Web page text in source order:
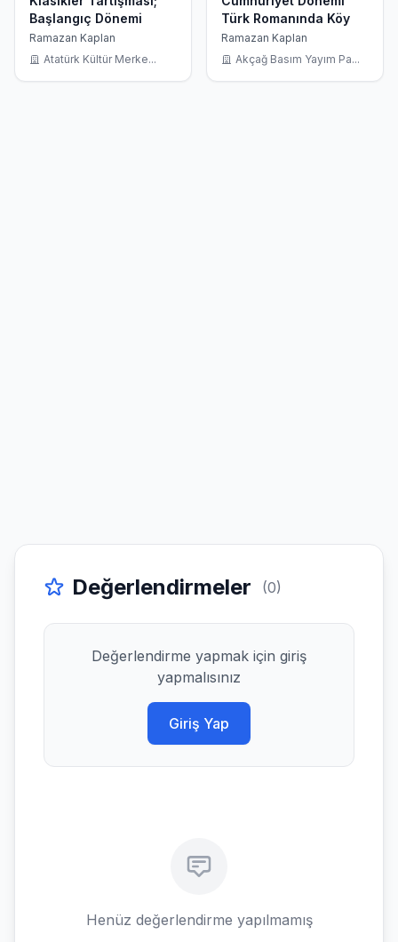
Başlangıç Dönemi
Ramazan Kaplan
Atatürk Kültür Merke...
Türk Romanında Köy
Ramazan Kaplan
Akçağ Basım Yayım Pa...
Değerlendirmeler (0)
Değerlendirme yapmak için giriş
yapmalısınız
Giriş Yap
Henüz değerlendirme yapılmamış